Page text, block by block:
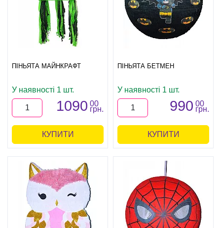
ПІНЬЯТА МАЙНКРАФТ
У наявності 1 шт.
1090 00
грн.
КУПИТИ
ПІНЬЯТА БЕТМЕН
У наявності 1 шт.
990 00
грн.
КУПИТИ